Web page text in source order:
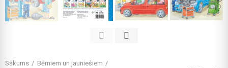
Sākums
Bērniem un jauniešiem